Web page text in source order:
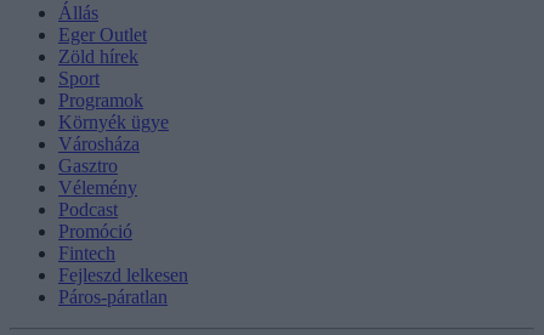
Állás
Eger Outlet
Zöld hírek
Sport
Programok
Környék ügye
Városháza
Gasztro
Vélemény
Podcast
Promóció
Fintech
Fejleszd lelkesen
Páros-páratlan